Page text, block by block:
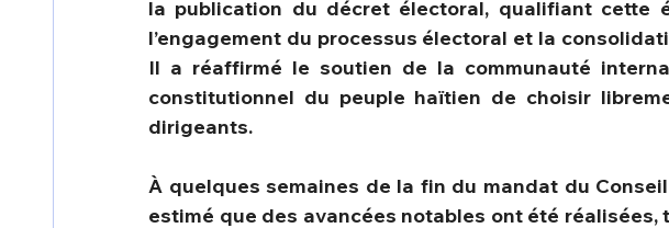
la publication du décret électoral, qualifiant cette
l’engagement du processus électoral et la
Il a réaffirmé le soutien de la communauté
constitutionnel du peuple haïtien de choisir
dirigeants.
À quelques semaines de la fin du mandat du
estimé que des avancées notables ont été